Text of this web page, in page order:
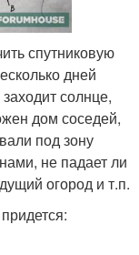
спутниковую
дней
солнце,
дом соседей,
под зону
не падает ли
огород и т.п.